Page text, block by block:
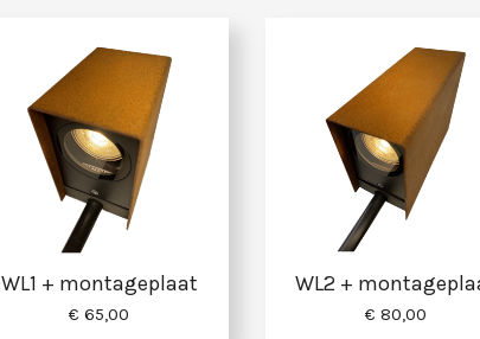
WL1 + montageplaat
€ 65,00
WL2 +
€ 80,00